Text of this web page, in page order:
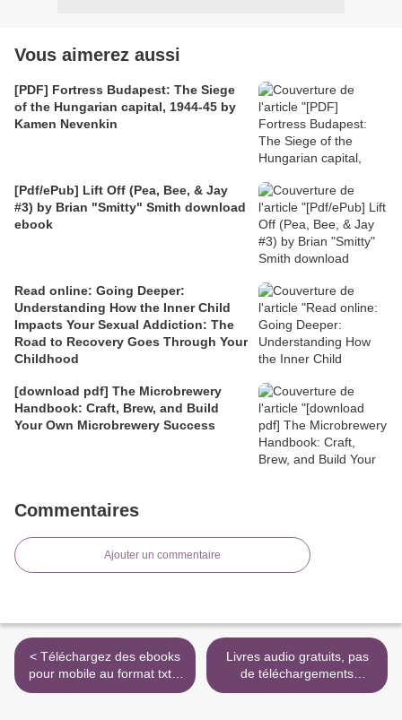
Vous aimerez aussi
[PDF] Fortress Budapest: The Siege
of the Hungarian capital, 1944-45 by
Kamen Nevenkin
[Pdf/ePub] Lift Off (Pea, Bee, & Jay
#3) by Brian "Smitty" Smith download
ebook
Read online: Going Deeper:
Understanding How the Inner Child
Impacts Your Sexual Addiction: The
Road to Recovery Goes Through Your
Childhood
[download pdf] The Microbrewery
Handbook: Craft, Brew, and Build
Your Own Microbrewery Success
Commentaires
Ajouter un commentaire
< Téléchargez des ebooks
pour mobile au format txt Il
est grand temps de
Livres audio gratuits, pas
de téléchargements
Sobibor MOBI ePub PDB >